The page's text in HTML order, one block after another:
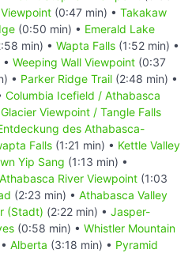
(0:47 min) • Takakaw
(0:50 min) • Emerald Lake
min) • Wapta Falls (1:52 min) •
Weeping Wall Viewpoint (0:37
• Parker Ridge Trail (2:48 min) •
Columbia Icefield / Athabasca
Viewpoint / Tangle Falls
des Athabasca-
Falls (1:21 min) • Kettle Valley
Yip Sang (1:13 min) •
Athabasca River Viewpoint (1:03
(2:23 min) • Athabasca Valley
(Stadt) (2:22 min) • Jasper-
(0:58 min) • Whistler Mountain
Alberta (3:18 min) • Pyramid